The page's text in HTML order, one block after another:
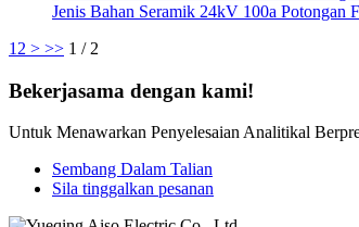
Jenis Bahan Seramik 24kV 100a Potongan
1 2 > >> 1 / 2
Bekerjasama dengan kami!
Untuk Menawarkan Penyelesaian Analitikal
Sembang Dalam Talian
Sila tinggalkan pesanan